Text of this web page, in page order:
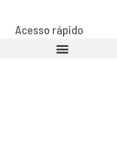
Acesso rápido